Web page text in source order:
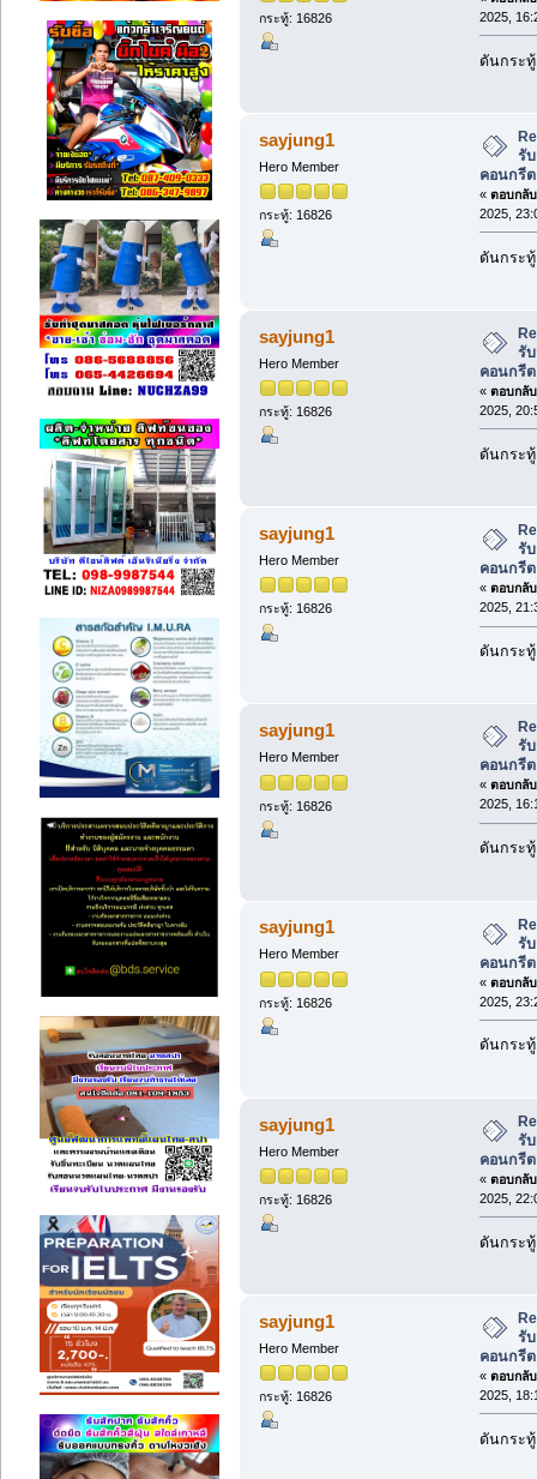
กระทู้: 16826
2025,
ดันกระ
sayjung1
Hero Member
กระทู้: 16826
รับ
คอนกรีต
« ตอบกลั
2025,
ดันกระ
sayjung1
Hero Member
กระทู้: 16826
รับ
คอนกรีต
« ตอบกลั
2025,
ดันกระ
sayjung1
Hero Member
กระทู้: 16826
รับ
คอนกรีต
« ตอบกลั
2025,
ดันกระ
sayjung1
Hero Member
กระทู้: 16826
รับ
คอนกรีต
« ตอบกลั
2025,
ดันกระ
sayjung1
Hero Member
กระทู้: 16826
รับ
คอนกรีต
« ตอบกลั
2025,
ดันกระ
sayjung1
Hero Member
กระทู้: 16826
รับ
คอนกรีต
« ตอบกลั
2025,
ดันกระ
sayjung1
Hero Member
กระทู้: 16826
รับ
คอนกรีต
« ตอบกลั
2025,
ดันกระ